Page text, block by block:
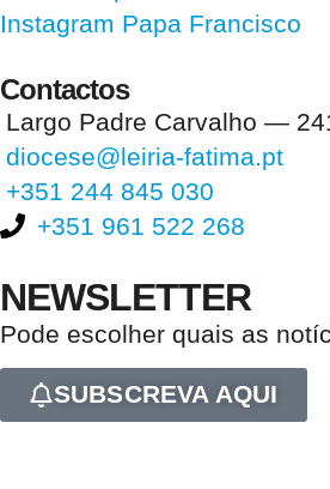
Instagram Papa Francisco
Contactos
Largo Padre Carvalho —
diocese@leiria-fatima.pt
+351 244 845 030
+351 961 522 268
NEWSLETTER
Pode escolher quais as
SUBSCREVA AQUI